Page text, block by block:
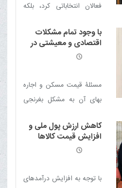
فعالان انتخاباتی کرد، بلکه
کاردان، قوی و بومی استفاده
با وجود تمام مشکلات
اقتصادی و معیشتی در
کشور، مردم پایبند به
مسئلۀ قیمت مسکن و اجاره
بهای آن به مشکل بغرنجی
برابری پیدا کرده است که
دولت باید برای آن تدبیری
کاهش ارزش پول ملی و
افزایش قیمت کالاها
مردم را به شدت آزار
با توجه به افزایش درآمدهای